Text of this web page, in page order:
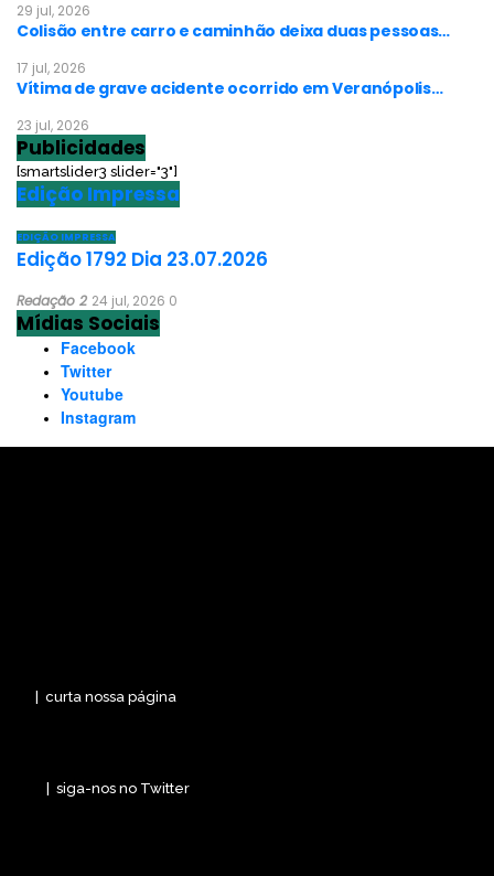
29 jul, 2026
Colisão entre carro e caminhão deixa duas pessoas…
17 jul, 2026
Vítima de grave acidente ocorrido em Veranópolis…
23 jul, 2026
Publicidades
[smartslider3 slider="3"]
Edição Impressa
EDIÇÃO IMPRESSA
Edição 1792 Dia 23.07.2026
Redação 2 24 jul, 2026 0
Mídias Sociais
Facebook
Twitter
Youtube
Instagram
| curta nossa página
| siga-nos no Twitter